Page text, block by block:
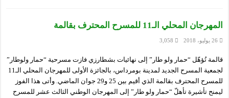
المهرجان المحلي الـ11 للمسرح المحترف بقالمة
26 يوليو، 2018 3,058
قالمة تُؤهّل “حمار ولو طار” إلى نهائيات بشطارزي فازت مسرحية “حمار ولوطار”
لجمعية المسرح الجديد لمدينة بومرداس، بالجائزة الأولى للمهرجان المحلي الـ11
للمسرح المحترف بقالمة الذي أقيم بين 25 و29 جوان الماضي. وأتى هذا الفوز
ليمنح تأشيرة تأهلّ “حمار ولو طار” إلى المهرجان الوطني الثالث عشر للمسرح